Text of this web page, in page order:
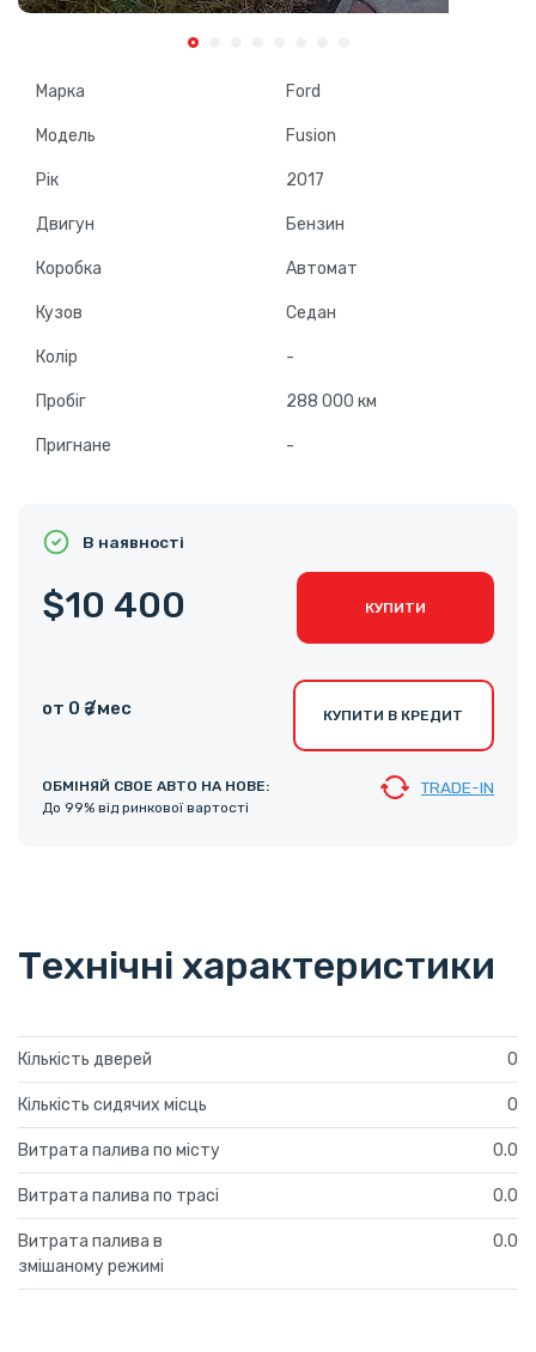
Марка Ford
Модель Fusion
Рік 2017
Двигун Бензин
Коробка Автомат
Кузов Седан
Колір -
Пробіг 288 000 км
Пригнане -
В наявності
$10 400 КУПИТИ
от 0 ₴ /мес КУПИТИ В КРЕДИТ
ОБМІНЯЙ СВОЕ АВТО НА НОВЕ:
До 99% від ринкової вартості
TRADE-IN
Технічні характеристики
Кількість дверей 0
Кількість сидячих місць 0
Витрата палива по місту 0.0
Витрата палива по трасі 0.0
Витрата палива в
змішаному режимі
0.0